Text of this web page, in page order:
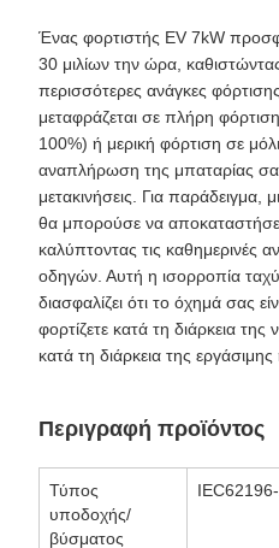
Ένας φορτιστής EV 7kW
30 μιλίων την ώρα,
περισσότερες ανάγκες
μεταφράζεται σε πλήρη
100%) ή μερική φόρτιση σε
αναπλήρωση της μπαταρίας
μετακινήσεις. Για
θα μπορούσε να αποκαταστήσει
καλύπτοντας τις καθημερινές
οδηγών. Αυτή η ισορροπία
διασφαλίζει ότι το όχημά σας
φορτίζετε κατά τη διάρκεια
κατά τη διάρκεια της εργάσιμης
Περιγραφή προϊόντος
Τύπος
υποδοχής/
βύσματος